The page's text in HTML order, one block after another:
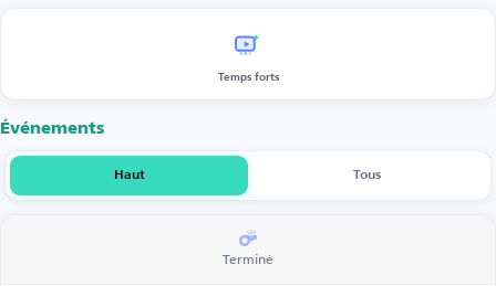
Temps forts
Événements
Haut Tous
Terminé